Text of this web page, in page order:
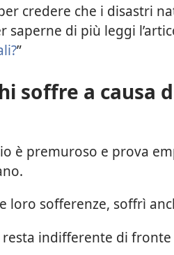
credere che i disastri
di più leggi
”
soffre a causa
è premuroso e prova
loro sofferenze, soffrì
indifferente di fronte